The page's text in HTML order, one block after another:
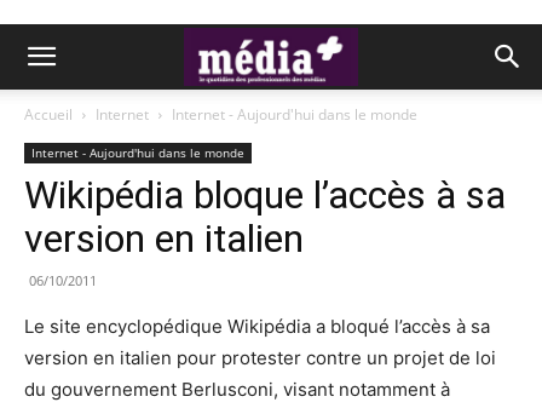
Accueil Internet Internet - Aujourd'hui dans le monde
Internet - Aujourd'hui dans le monde
Wikipédia bloque l’accès à sa
version en italien
06/10/2011
Le site encyclopédique Wikipédia a bloqué l’accès à sa
version en italien pour protester contre un projet de loi
du gouvernement Berlusconi, visant notamment à